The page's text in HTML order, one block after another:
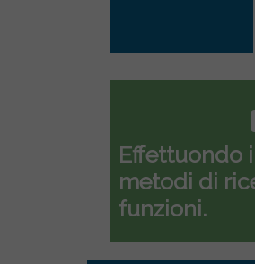
Effettuondo
metodi di
funzioni.